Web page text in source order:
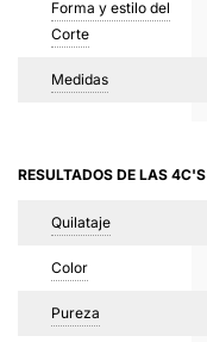
Forma y estilo del
Corte
Medidas
RESULTADOS DE LAS 4C'S
Quilataje
Color
Pureza